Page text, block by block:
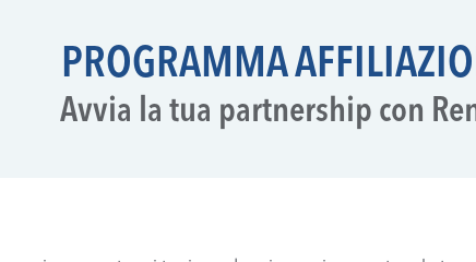
PROGRAMMA
Avvia la tua partnership con